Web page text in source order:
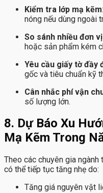
Kiểm tra lớp mạ kẽm
nóng nếu dùng ngoài
So sánh nhiều đơn
hoặc sản phẩm kém
Yêu cầu giấy tờ đầy
gốc và tiêu chuẩn kỹ
Cân nhắc phí vận
số lượng lớn.
8. Dự Báo Xu
Mạ Kẽm Trong
Theo các chuyên gia
có thể tiếp tục tăng nhẹ do:
Tăng giá nguyên vật